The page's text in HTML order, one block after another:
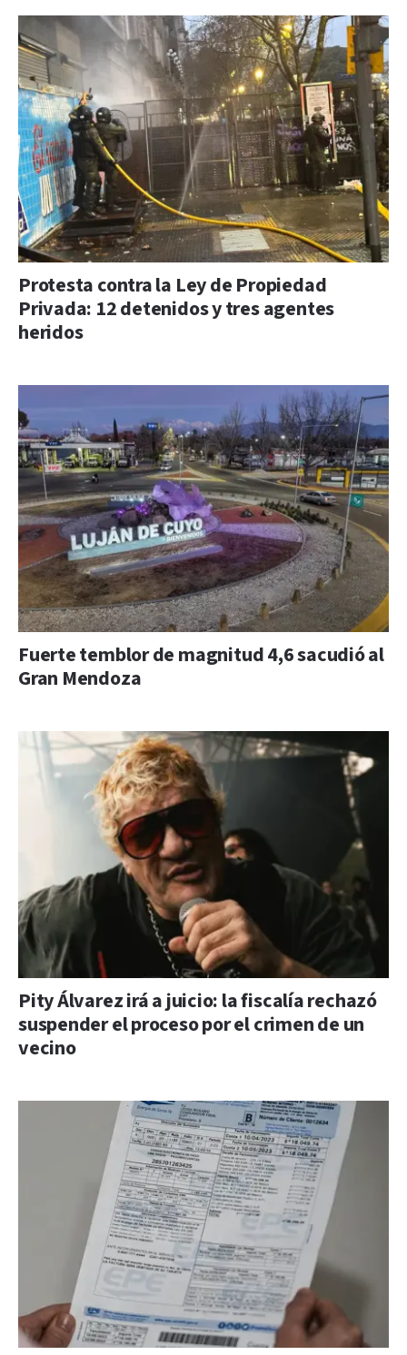
Protesta contra la Ley de Propiedad
Privada: 12 detenidos y tres agentes
heridos
Fuerte temblor de magnitud 4,6 sacudió al
Gran Mendoza
Pity Álvarez irá a juicio: la fiscalía rechazó
suspender el proceso por el crimen de un
vecino